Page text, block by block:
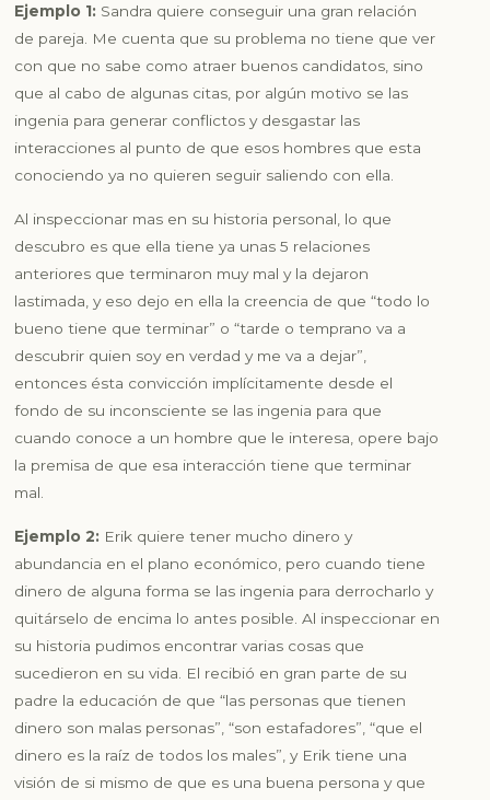
Ejemplo 1: Sandra quiere conseguir una gran relación
de pareja. Me cuenta que su problema no tiene que ver
con que no sabe como atraer buenos candidatos, sino
que al cabo de algunas citas, por algún motivo se las
ingenia para generar conflictos y desgastar las
interacciones al punto de que esos hombres que esta
conociendo ya no quieren seguir saliendo con ella.
Al inspeccionar mas en su historia personal, lo que
descubro es que ella tiene ya unas 5 relaciones
anteriores que terminaron muy mal y la dejaron
lastimada, y eso dejo en ella la creencia de que“todo lo
bueno tiene que terminar” o“tarde o temprano va a
descubrir quien soy en verdad y me va a dejar”
entonces ésta convicción implícitamente desde el
fondo de su inconsciente se las ingenia para que
cuando conoce a un hombre que le interesa, opere bajo
la premisa de que esa interacción tiene que terminar
mal.
Ejemplo 2: Erik quiere tener mucho dinero y
abundancia en el plano económico, pero cuando tiene
dinero de alguna forma se las ingenia para derrocharlo y
quitárselo de encima lo antes posible. Al inspeccionar en
su historia pudimos encontrar varias cosas que
sucedieron en su vida. El recibió en gran parte de su
padre la educación de que“las personas que tienen
dinero son malas personas” ,“son estafadores” ,“que el
dinero es la raíz de todos los males” , y Erik tiene una
visión de si mismo de que es una buena persona y que